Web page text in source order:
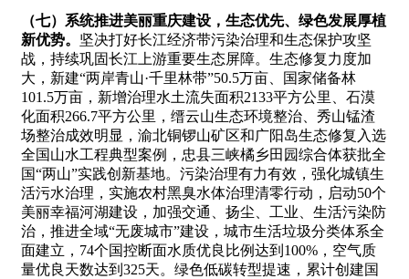
（七）系统推进美丽重庆建设，生态优先、绿色发展厚植
新优势。 坚决打好长江经济带污染治理和生态保护攻坚
战，持续巩固长江上游重要生态屏障。生态修复力度加
大，新建“两岸青山·千里林带”50.5万亩、国家储备林
101.5万亩，新增治理水土流失面积2133平方公里、石漠
化面积266.7平方公里，缙云山生态环境整治、秀山锰渣
场整治成效明显，渝北铜锣山矿区和广阳岛生态修复入选
全国山水工程典型案例，忠县三峡橘乡田园综合体获批全
国“两山”实践创新基地。污染治理有力有效，强化城镇生
活污水治理，实施农村黑臭水体治理清零行动，启动50个
美丽幸福河湖建设，加强交通、扬尘、工业、生活污染防
治，推进全域“无废城市”建设，城市生活垃圾分类体系全
面建立，74个国控断面水质优良比例达到100%，空气质
量优良天数达到325天。绿色低碳转型提速，累计创建国